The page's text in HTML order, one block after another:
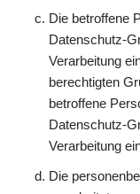
Die betroffene
Datenschutz-
Verarbeitung
berechtigten
betroffene
Datenschutz-
Verarbeitung
Die